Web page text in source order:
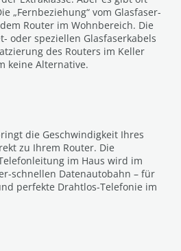
„Fernbeziehung“ vom Glasfaser-
Router im Wohnbereich. Die
oder speziellen Glasfaserkabels
des Routers im Keller
keine Alternative.
die Geschwindigkeit Ihres
zu Ihrem Router. Die
im Haus wird im
schnellen Datenautobahn – für
perfekte Drahtlos-Telefonie im